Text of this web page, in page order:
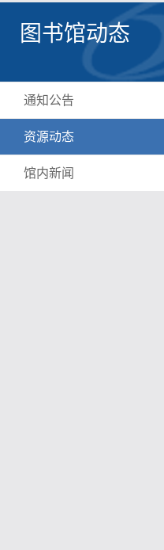
图书馆动态
通知公告
资源动态
馆内新闻